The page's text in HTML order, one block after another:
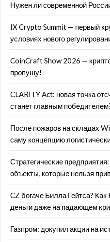
Нужен ли современной
IX Crypto Summit — первый
условиях нового
CoinCraft Show 2026 —
пропущу!
CLARITY Act: новая точка
станет главным
После пожаров на складах
саму концепцию
Стратегические
объекты, которые нельзя
CZ богаче Билла Гейтса?
деньги даже на падающем
Газпром: докупил акции на